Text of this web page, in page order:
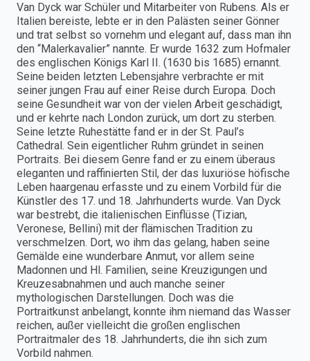
Van Dyck war Schüler und Mitarbeiter von Rubens. Als er
Italien bereiste, lebte er in den Palästen seiner Gönner
und trat selbst so vornehm und elegant auf, dass man ihn
den “Malerkavalier” nannte. Er wurde 1632 zum Hofmaler
des englischen Königs Karl II. (1630 bis 1685) ernannt.
Seine beiden letzten Lebensjahre verbrachte er mit
seiner jungen Frau auf einer Reise durch Europa. Doch
seine Gesundheit war von der vielen Arbeit geschädigt,
und er kehrte nach London zurück, um dort zu sterben.
Seine letzte Ruhestätte fand er in der St. Paul’s
Cathedral. Sein eigentlicher Ruhm gründet in seinen
Portraits. Bei diesem Genre fand er zu einem überaus
eleganten und raffinierten Stil, der das luxuriöse höfische
Leben haargenau erfasste und zu einem Vorbild für die
Künstler des 17. und 18. Jahrhunderts wurde. Van Dyck
war bestrebt, die italienischen Einflüsse (Tizian,
Veronese, Bellini) mit der flämischen Tradition zu
verschmelzen. Dort, wo ihm das gelang, haben seine
Gemälde eine wunderbare Anmut, vor allem seine
Madonnen und Hl. Familien, seine Kreuzigungen und
Kreuzesabnahmen und auch manche seiner
mythologischen Darstellungen. Doch was die
Portraitkunst anbelangt, konnte ihm niemand das Wasser
reichen, außer vielleicht die großen englischen
Portraitmaler des 18. Jahrhunderts, die ihn sich zum
Vorbild nahmen.